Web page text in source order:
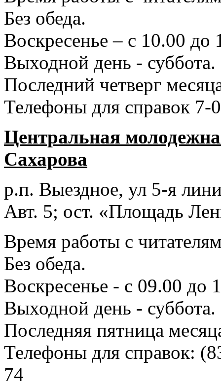
Без обеда.
Воскресенье – с 10.00 до
Выходной день - суббота.
Последний четверг
Телефоны для справок 7-
Центральная
Сахарова
р.п. Выездное, ул 5-я
Авт. 5; ост. «Площадь
Время работы с
Без обеда.
Воскресенье - с 09.00 до
Выходной день - суббота.
Последняя пятница
Телефоны для справок:
74